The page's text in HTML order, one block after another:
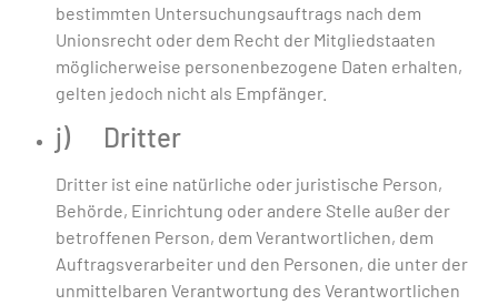
bestimmten Untersuchungsauftrags nach dem
Unionsrecht oder dem Recht der Mitgliedstaaten
möglicherweise personenbezogene Daten erhalten,
gelten jedoch nicht als Empfänger.
j) Dritter
Dritter ist eine natürliche oder juristische Person,
Behörde, Einrichtung oder andere Stelle außer der
betroffenen Person, dem Verantwortlichen, dem
Auftragsverarbeiter und den Personen, die unter der
unmittelbaren Verantwortung des Verantwortlichen